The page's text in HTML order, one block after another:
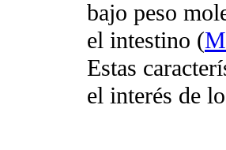
bajo peso
el intestino (
Estas
el interés de